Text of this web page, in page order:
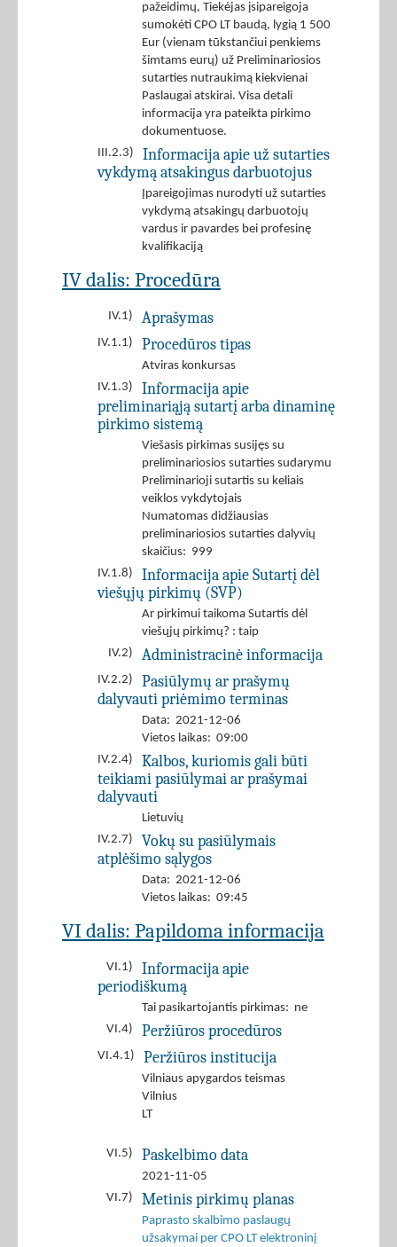
pažeidimų, Tiekėjas įsipareigoja
sumokėti CPO LT baudą, lygią 1 500
Eur (vienam tūkstančiui penkiems
šimtams eurų) už Preliminariosios
sutarties nutraukimą kiekvienai
Paslaugai atskirai. Visa detali
informacija yra pateikta pirkimo
dokumentuose.
III.2.3)
Informacija apie už sutarties
vykdymą atsakingus darbuotojus
Įpareigojimas nurodyti už sutarties
vykdymą atsakingų darbuotojų
vardus ir pavardes bei profesinę
kvalifikaciją
IV dalis: Procedūra
IV.1) Aprašymas
IV.1.1) Procedūros tipas
Atviras konkursas
IV.1.3)
Informacija apie
preliminariąją sutartį arba dinaminę
pirkimo sistemą
Viešasis pirkimas susijęs su
preliminariosios sutarties sudarymu
Preliminarioji sutartis su keliais
veiklos vykdytojais
Numatomas didžiausias
preliminariosios sutarties dalyvių
skaičius: 999
IV.1.8)
Informacija apie Sutartį dėl
viešųjų pirkimų (SVP)
Ar pirkimui taikoma Sutartis dėl
viešųjų pirkimų? : taip
IV.2)
Administracinė informacija
IV.2.2)
Pasiūlymų ar prašymų
dalyvauti priėmimo terminas
Data: 2021-12-06
Vietos laikas: 09:00
IV.2.4)
Kalbos, kuriomis gali būti
teikiami pasiūlymai ar prašymai
dalyvauti
Lietuvių
IV.2.7)
Vokų su pasiūlymais
atplėšimo sąlygos
Data: 2021-12-06
Vietos laikas: 09:45
VI dalis: Papildoma informacija
VI.1)
Informacija apie
periodiškumą
Tai pasikartojantis pirkimas: ne
VI.4)
Peržiūros procedūros
VI.4.1) Peržiūros institucija
Vilniaus apygardos teismas
Vilnius
LT
VI.5) Paskelbimo data
2021-11-05
VI.7)
Metinis pirkimų planas
Paprasto skalbimo paslaugų
užsakymai per CPO LT elektroninį